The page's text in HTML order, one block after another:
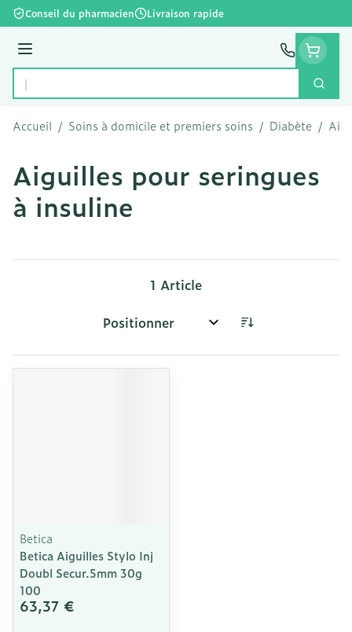
Aller au contenu
Conseil du pharmacien Livraison rapide
Menu
Rechercher
Accueil / Soins à domicile et premiers soins / Diabète /
Aiguilles pour seringues
à insuline
1 Article
Trier par:
Betica
Betica Aiguilles Stylo Inj
Doubl Secur.5mm 30g
100
63,37 €